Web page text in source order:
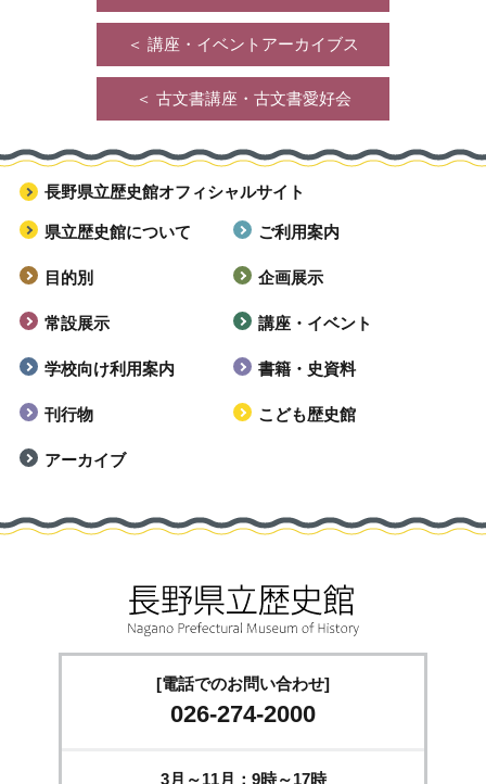
＜ 講座・イベントアーカイブス
＜ 古文書講座・古文書愛好会
長野県立歴史館オフィシャルサイト
県立歴史館について ご利用案内
目的別 企画展示
常設展示 講座・イベント
学校向け利用案内 書籍・史資料
刊行物 こども歴史館
アーカイブ
[電話でのお問い合わせ]
026-274-2000
3月～11月：9時～17時